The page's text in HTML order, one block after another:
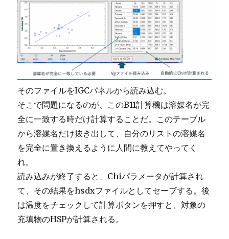
そのファイルをIGCパネルから読み込む。
そこで問題になるのが、このB11計算機は溶媒名が完
全に一致する時だけ計算することだ。このテーブル
から溶媒名だけ抜き出して、自分のリストの溶媒名
を完全に置き換えるように人間に教えてやってく
れ。
読み込みが終了すると、Chiパラメータが計算され
て、その結果をhsdxファイルとしてセーブする。後
は温度をチェックして計算ボタンを押すと、対象の
充填物のHSPが計算される。